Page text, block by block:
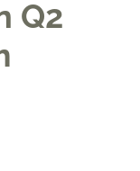
Q2